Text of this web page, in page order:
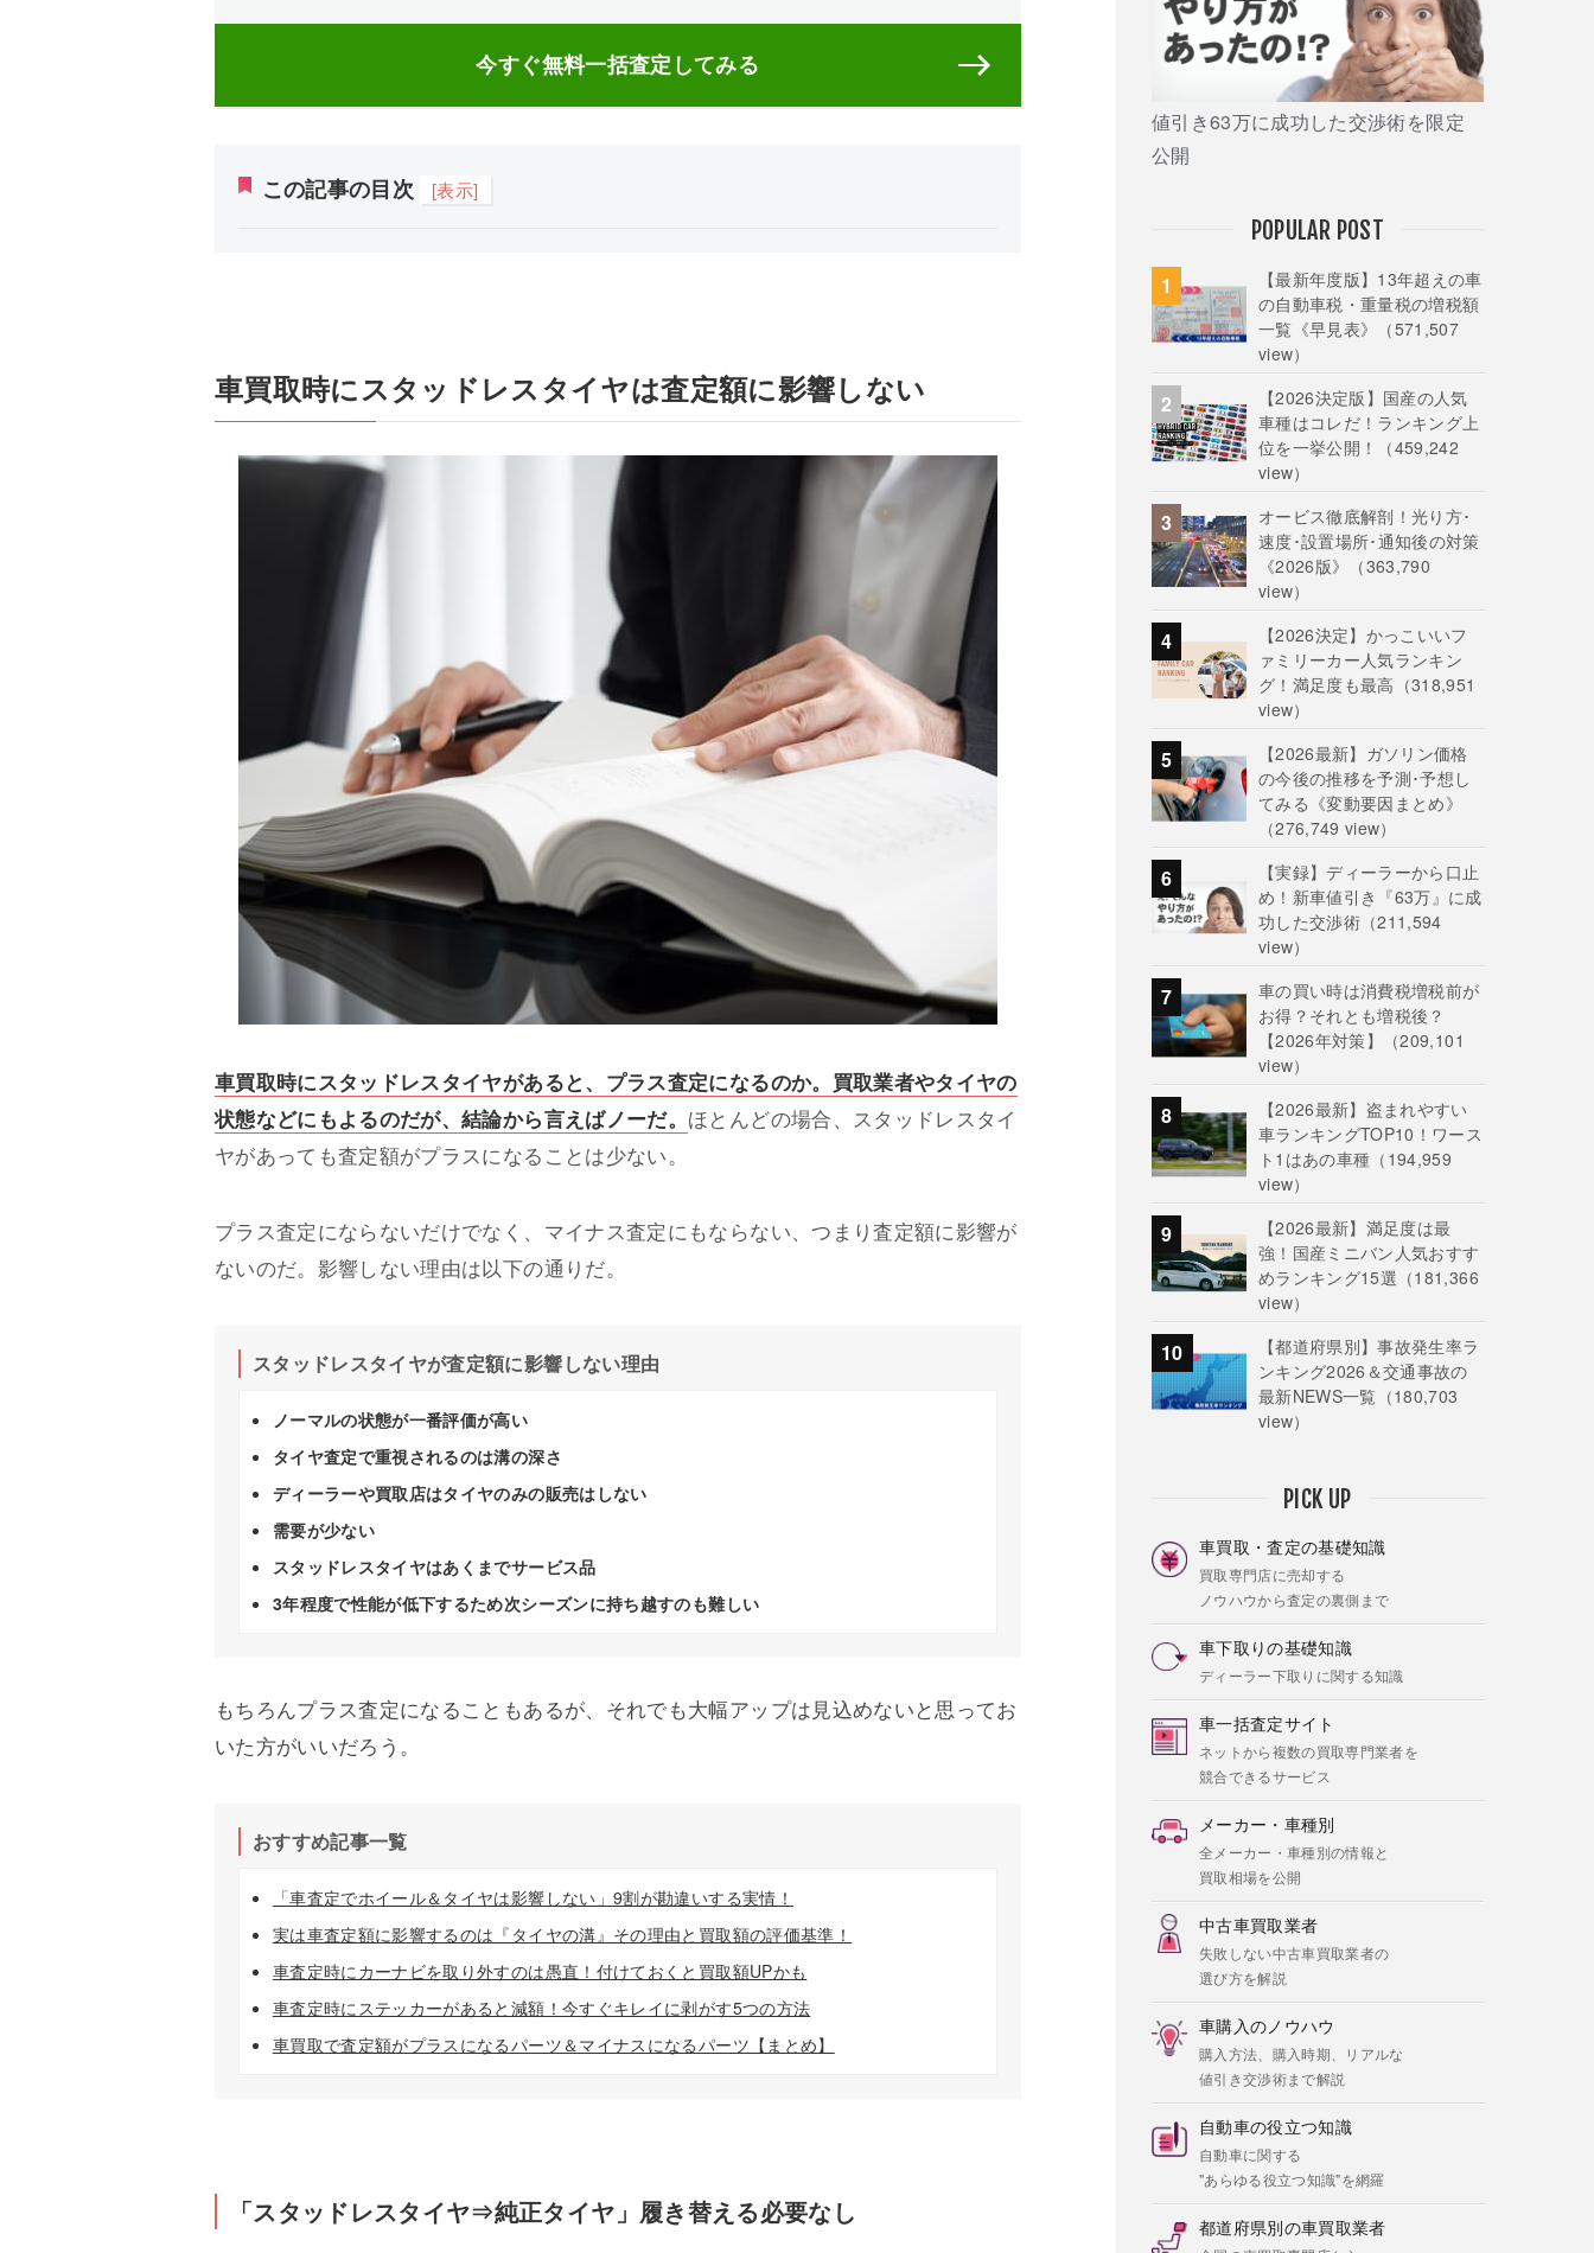
今すぐ無料一括査定してみる
この記事の目次 [表示]
車買取時にスタッドレスタイヤは査定額に影響しない
車買取時にスタッドレスタイヤがあると、プラス査定になるのか。買取業者やタイヤの
状態などにもよるのだが、結論から言えばノーだ。 ほとんどの場合、スタッドレスタイ
ヤがあっても査定額がプラスになることは少ない。
プラス査定にならないだけでなく、マイナス査定にもならない、つまり査定額に影響が
ないのだ。影響しない理由は以下の通りだ。
スタッドレスタイヤが査定額に影響しない理由
ノーマルの状態が一番評価が高い
タイヤ査定で重視されるのは溝の深さ
ディーラーや買取店はタイヤのみの販売はしない
需要が少ない
スタッドレスタイヤはあくまでサービス品
3年程度で性能が低下するため次シーズンに持ち越すのも難しい
もちろんプラス査定になることもあるが、それでも大幅アップは見込めないと思ってお
いた方がいいだろう。
おすすめ記事一覧
「車査定でホイール＆タイヤは影響しない」9割が勘違いする実情！
実は車査定額に影響するのは『タイヤの溝』その理由と買取額の評価基準！
車査定時にカーナビを取り外すのは愚直！付けておくと買取額UPかも
車査定時にステッカーがあると減額！今すぐキレイに剥がす5つの方法
車買取で査定額がプラスになるパーツ＆マイナスになるパーツ【まとめ】
「スタッドレスタイヤ⇒純正タイヤ」履き替える必要なし
値引き63万に成功した交渉術を限定
公開
POPULAR POST
【最新年度版】13年超えの車
の自動車税・重量税の増税額
一覧《早見表》
（571,507
view）
【2026決定版】国産の人気
車種はコレだ！ランキング上
位を一挙公開！
（459,242
view）
オービス徹底解剖！光り方･
速度･設置場所･通知後の対策
《2026版》
（363,790
view）
【2026決定】かっこいいフ
ァミリーカー人気ランキン
グ！満足度も最高 （318,951
view）
【2026最新】ガソリン価格
の今後の推移を予測･予想し
てみる《変動要因まとめ》
（276,749 view）
【実録】ディーラーから口止
め！新車値引き『63万』に成
功した交渉術（211,594
view）
車の買い時は消費税増税前が
お得？それとも増税後？
【2026年対策】
（209,101
view）
【2026最新】盗まれやすい
車ランキングTOP10！ワース
ト1はあの車種 （194,959
view）
【2026最新】満足度は最
強！国産ミニバン人気おすす
めランキング15選 （181,366
view）
【都道府県別】事故発生率ラ
ンキング2026＆交通事故の
最新NEWS一覧 （180,703
view）
PICK UP
車買取・査定の基礎知識
買取専門店に売却する
ノウハウから査定の裏側まで
車下取りの基礎知識
ディーラー下取りに関する知識
車一括査定サイト
ネットから複数の買取専門業者を
競合できるサービス
メーカー・車種別
全メーカー・車種別の情報と
買取相場を公開
中古車買取業者
失敗しない中古車買取業者の
選び方を解説
車購入のノウハウ
購入方法、購入時期、リアルな
値引き交渉術まで解説
自動車の役立つ知識
自動車に関する
"あらゆる役立つ知識"を網羅
都道府県別の車買取業者